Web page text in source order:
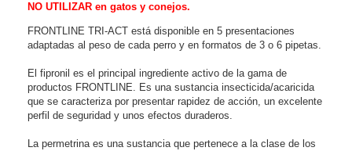
NO UTILIZAR en gatos y conejos.
FRONTLINE TRI-ACT está disponible en 5 presentaciones
adaptadas al peso de cada perro y en formatos de 3 o 6 pipetas.
El fipronil es el principal ingrediente activo de la gama de
productos FRONTLINE. Es una sustancia insecticida/acaricida
que se caracteriza por presentar rapidez de acción, un excelente
perfil de seguridad y unos efectos duraderos.
La permetrina es una sustancia que pertenece a la clase de los